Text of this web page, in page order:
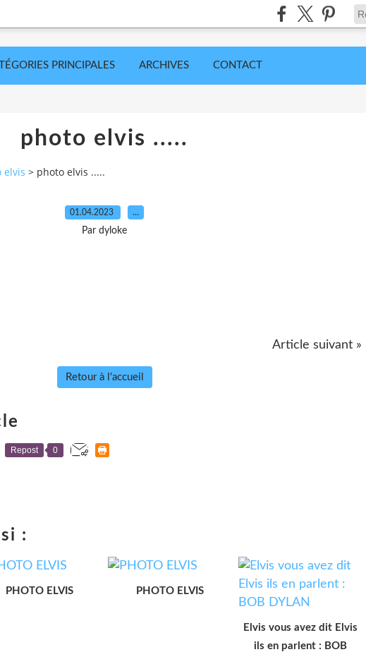
PRINCIPALES ARCHIVES CONTACT
photo elvis .....
elvis > photo elvis .....
01.04.2023 …
Par dyloke
Article suivant »
Retour à l'accueil
Repost 0
:
PHOTO ELVIS PHOTO ELVIS
Elvis vous avez dit Elvis
ils en parlent : BOB